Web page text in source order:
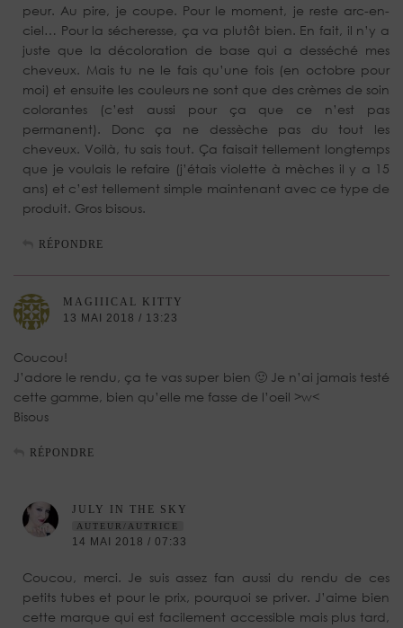
peur. Au pire, je coupe. Pour le moment, je reste arc-en-
ciel… Pour la sécheresse, ça va plutôt bien. En fait, il n’y a
juste que la décoloration de base qui a desséché mes
cheveux. Mais tu ne le fais qu’une fois (en octobre pour
moi) et ensuite les couleurs ne sont que des crèmes de soin
colorantes (c’est aussi pour ça que ce n’est pas
permanent). Donc ça ne dessèche pas du tout les
cheveux. Voilà, tu sais tout. Ça faisait tellement longtemps
que je voulais le refaire (j’étais violette à mèches il y a 15
ans) et c’est tellement simple maintenant avec ce type de
produit. Gros bisous.
RÉPONDRE
MAGIIICAL KITTY
13 MAI 2018 / 13:23
Coucou!
J’adore le rendu, ça te vas super bien 🙂 Je n’ai jamais testé
cette gamme, bien qu’elle me fasse de l’oeil >w<
Bisous
RÉPONDRE
JULY IN THE SKY
AUTEUR/AUTRICE
14 MAI 2018 / 07:33
Coucou, merci. Je suis assez fan aussi du rendu de ces
petits tubes et pour le prix, pourquoi se priver. J’aime bien
cette marque qui est facilement accessible mais plus tard,